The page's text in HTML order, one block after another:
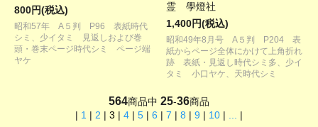
800円(税込)
昭和57年 A５判 P96 表紙時代
シミ、少イタミ 見返しおよび巻
頭・巻末ページ時代シミ ページ端
ヤケ
霊 學燈社
1,400円(税込)
昭和49年8月号 A５判 P204 表
紙からページ全体にかけて上角折れ
跡 表紙・見返し時代シミ多、少イ
タミ 小口ヤケ、天時代シミ
564商品中 25-36商品
| 1 | 2 | 3 | 4 | 5 | 6 | 7 | 8 | 9 | 10 | ... |